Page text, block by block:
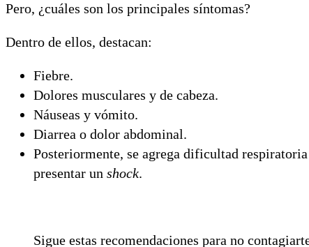
Pero, ¿cuáles son los principales síntomas?
Dentro de ellos, destacan:
Fiebre.
Dolores musculares y de cabeza.
Náuseas y vómito.
Diarrea o dolor abdominal.
Posteriormente, se agrega dificultad
presentar un shock.
Sigue estas recomendaciones para no